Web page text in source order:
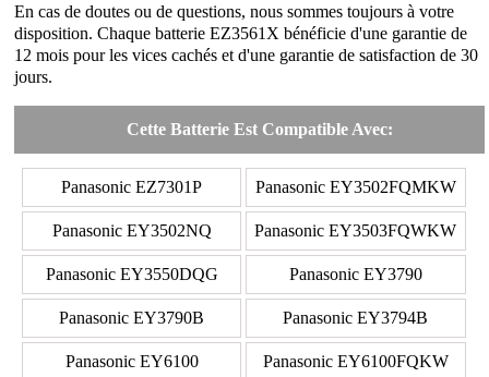
En cas de doutes ou de questions, nous sommes toujours à votre
disposition. Chaque batterie EZ3561X bénéficie d'une garantie de
12 mois pour les vices cachés et d'une garantie de satisfaction de 30
jours.
Cette Batterie Est Compatible Avec:
Panasonic EZ7301P Panasonic EY3502FQMKW
Panasonic EY3502NQ Panasonic EY3503FQWKW
Panasonic EY3550DQG Panasonic EY3790
Panasonic EY3790B Panasonic EY3794B
Panasonic EY6100 Panasonic EY6100FQKW